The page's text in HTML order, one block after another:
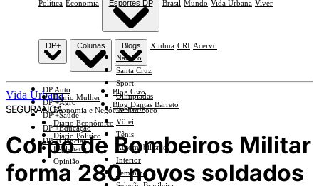
Política Economia Esportes DP
Náutico
Santa Cruz
Sport
Olimpíadas
Basquete
Vôlei
Tênis
Automobilismo
Interior
Feminino
Brasil Mundo Vida Urbana Viver
DP+
DP Auto
DP +Agro
DP +Saúde
DP +Educação
DP +Ciências
Colunas
Diario Mulher
Economia e Negócios Em Foco
Diario Econômico
Diario Político
Esplanada
Opinião
Blogs
Blog Giro
Blog Dantas Barreto
Xinhua CRI Acervo
Vida Urbana
SEGURANÇA
Corpo de Bombeiros Militar
forma 280 novos soldados